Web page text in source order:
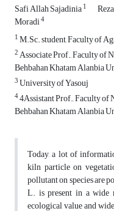
Safi Allah Sajadinia1
Moradi4
1M.Sc. student, Faculty of
2Associate Prof., Faculty of
Behbahan Khatam Alanbia
3University of Yasouj
44Assistant Prof., Faculty of
Behbahan Khatam Alanbia
Today, a lot of
kiln particle on
pollutant on species are
L. is present in a wide
ecological value and